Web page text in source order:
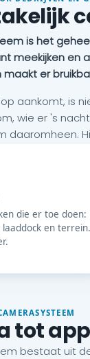
is het
meekijken en
er
aankomt, is
wie er 's
daaromheen.
die er toe doen:
en terrein.
tot
bestaat uit